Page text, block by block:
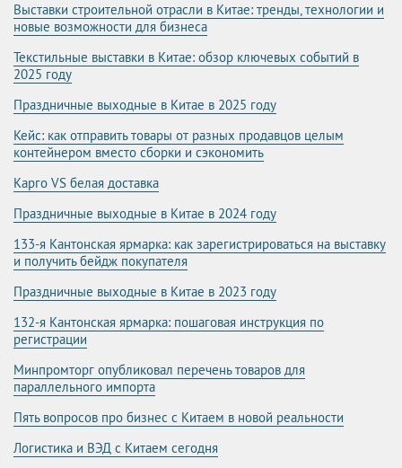
Выставки строительной отрасли в Китае: тренды, технологии и
новые возможности для бизнеса
Текстильные выставки в Китае: обзор ключевых событий в
2025 году
Праздничные выходные в Китае в 2025 году
Кейс: как отправить товары от разных продавцов целым
контейнером вместо сборки и сэкономить
Карго VS белая доставка
Праздничные выходные в Китае в 2024 году
133-я Кантонская ярмарка: как зарегистрироваться на выставку
и получить бейдж покупателя
Праздничные выходные в Китае в 2023 году
132-я Кантонская ярмарка: пошаговая инструкция по
регистрации
Минпромторг опубликовал перечень товаров для
параллельного импорта
Пять вопросов про бизнес с Китаем в новой реальности
Логистика и ВЭД с Китаем сегодня